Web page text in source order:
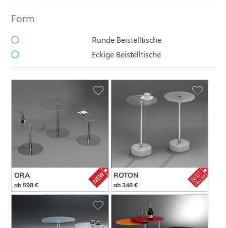
Form
Runde Beistelltische
Eckige Beistelltische
ORA
ab 598 €
ROTON
ab 348 €